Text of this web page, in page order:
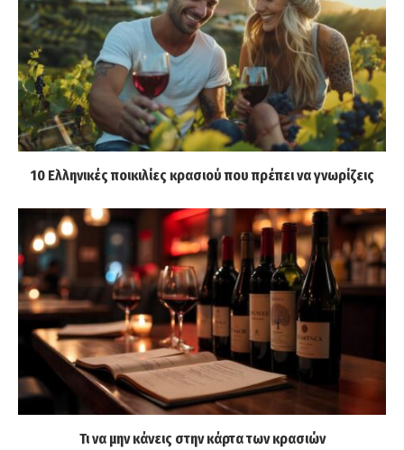
10 Ελληνικές ποικιλίες κρασιού που πρέπει να γνωρίζεις
Τι να μην κάνεις στην κάρτα των κρασιών